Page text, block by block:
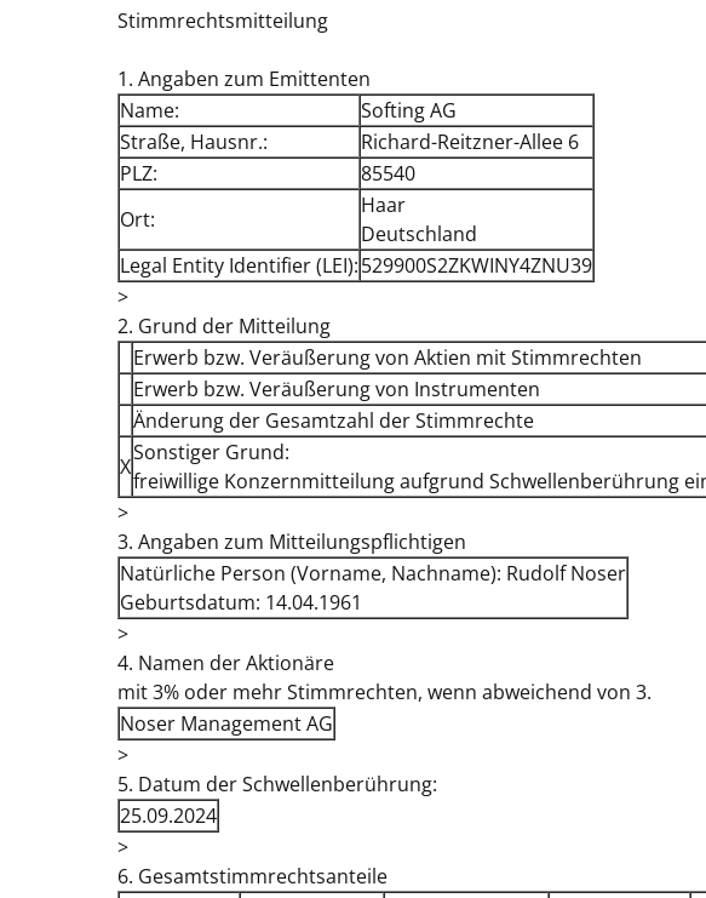
Stimmrechtsmitteilung
1. Angaben zum Emittenten
Name:
Softing AG
Straße, Hausnr.:
Richard-Reitzner-Allee 6
PLZ:
85540
Ort:
Haar
Deutschland
Legal Entity Identifier (LEI):529900S2ZKWINY4ZNU39
>
2. Grund der Mitteilung
Erwerb bzw. Veräußerung von Aktien mit Stimmrechten
Erwerb bzw. Veräußerung von Instrumenten
Änderung der Gesamtzahl der Stimmrechte
X
Sonstiger Grund:
freiwillige Konzernmitteilung aufgrund Schwellenberührung
>
3. Angaben zum Mitteilungspflichtigen
Natürliche Person (Vorname, Nachname): Rudolf Noser
Geburtsdatum: 14.04.1961
>
4. Namen der Aktionäre
mit 3% oder mehr Stimmrechten, wenn abweichend von 3.
Noser Management AG
>
5. Datum der Schwellenberührung:
25.09.2024
>
6. Gesamtstimmrechtsanteile